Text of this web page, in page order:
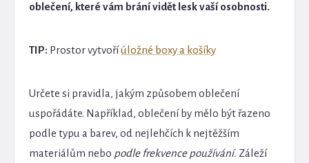
oblečení, které vám brání vidět lesk vaší osobnosti.
TIP: Prostor vytvoříúložné boxy a košíky
Určete si pravidla, jakým způsobem oblečení
uspořádáte. Například, oblečení by mělo být řazeno
podle typu a barev, od nejlehčích k nejtěžším
materiálům nebo podle frekvence používání. Záleží